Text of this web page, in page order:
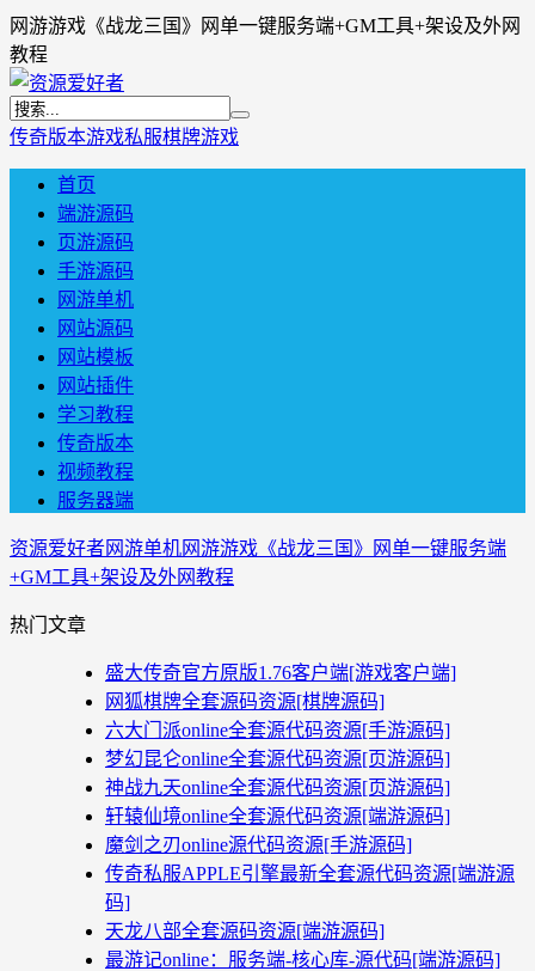
网游游戏《战龙三国》网单一键服务端+GM工具+架设及外网
教程
传奇版本游戏私服棋牌游戏
首页
端游源码
页游源码
手游源码
网游单机
网站源码
网站模板
网站插件
学习教程
传奇版本
视频教程
服务器端
资源爱好者网游单机网游游戏《战龙三国》网单一键服务端
+GM工具+架设及外网教程
热门文章
盛大传奇官方原版1.76客户端[游戏客户端]
网狐棋牌全套源码资源[棋牌源码]
六大门派online全套源代码资源[手游源码]
梦幻昆仑online全套源代码资源[页游源码]
神战九天online全套源代码资源[页游源码]
轩辕仙境online全套源代码资源[端游源码]
魔剑之刃online源代码资源[手游源码]
传奇私服APPLE引擎最新全套源代码资源[端游源
码]
天龙八部全套源码资源[端游源码]
最游记online：服务端-核心库-源代码[端游源码]